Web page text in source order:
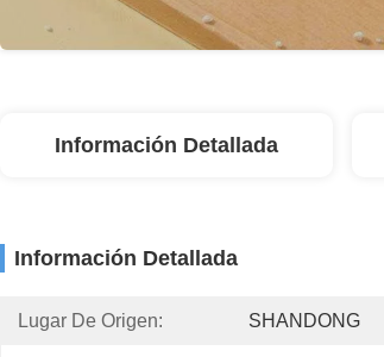
Información Detallada
Información Detallada
Lugar De Origen: SHANDONG